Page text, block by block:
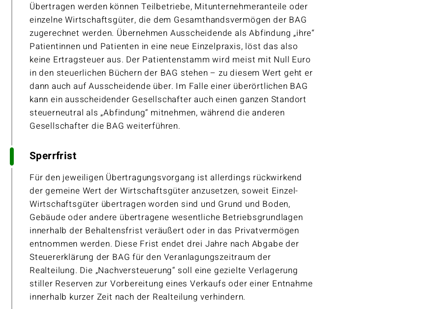
Übertragen werden können Teilbetriebe, Mitunternehmeranteile oder
einzelne Wirtschaftsgüter, die dem Gesamthandsvermögen der BAG
zugerechnet werden. Übernehmen Ausscheidende als Abfindung „ihre“
Patientinnen und Patienten in eine neue Einzelpraxis, löst das also
keine Ertragsteuer aus. Der Patientenstamm wird meist mit Null Euro
in den steuerlichen Büchern der BAG stehen – zu diesem Wert geht er
dann auch auf Ausscheidende über. Im Falle einer überörtlichen BAG
kann ein ausscheidender Gesellschafter auch einen ganzen Standort
steuerneutral als „Abfindung“ mitnehmen, während die anderen
Gesellschafter die BAG weiterführen.
Sperrfrist
Für den jeweiligen Übertragungsvorgang ist allerdings rückwirkend
der gemeine Wert der Wirtschaftsgüter anzusetzen, soweit Einzel-
Wirtschaftsgüter übertragen worden sind und Grund und Boden,
Gebäude oder andere übertragene wesentliche Betriebsgrundlagen
innerhalb der Behaltensfrist veräußert oder in das Privatvermögen
entnommen werden. Diese Frist endet drei Jahre nach Abgabe der
Steuererklärung der BAG für den Veranlagungszeitraum der
Realteilung. Die „Nachversteuerung“ soll eine gezielte Verlagerung
stiller Reserven zur Vorbereitung eines Verkaufs oder einer Entnahme
innerhalb kurzer Zeit nach der Realteilung verhindern.